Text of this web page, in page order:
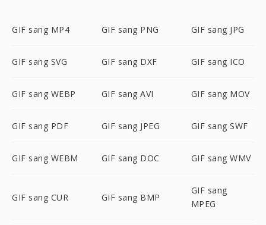
GIF sang MP4 GIF sang PNG GIF sang JPG
GIF sang SVG GIF sang DXF GIF sang ICO
GIF sang WEBP GIF sang AVI GIF sang MOV
GIF sang PDF GIF sang JPEG GIF sang SWF
GIF sang WEBM GIF sang DOC GIF sang WMV
GIF sang CUR GIF sang BMP
GIF sang
MPEG